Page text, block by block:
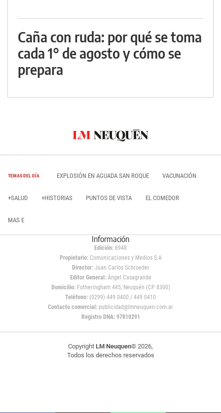
Caña con ruda: por qué se toma
cada 1° de agosto y cómo se
prepara
TEMAS DEL DÍA EXPLOSIÓN EN AGUADA SAN ROQUE VACUNACIÓN
+SALUD +HISTORIAS PUNTOS DE VISTA EL COMEDOR
MAS E
Información
Edición: 6948
Propietario:Comunicaciones y Medios S.A
Director: Juan Carlos Schroeder
Editor General:Ángel Casagrande
Domicilio:Fotheringham 445, Neuquén (CP 8300)
Teléfono: (0299) 449 0400 / 449 0410
Contacto comercial: publicidad@lmneuquen.com.ar
Registro DNA: 97810291
Copyright LM Neuquen© 2026,
Todos los derechos reservados